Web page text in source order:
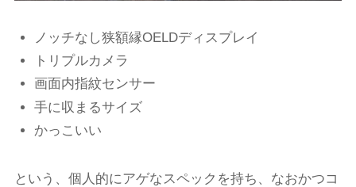
ノッチなし狭額縁OELDディスプレイ
トリプルカメラ
画面内指紋センサー
手に収まるサイズ
かっこいい
という、個人的にアゲなスペックを持ち、なおかつコ